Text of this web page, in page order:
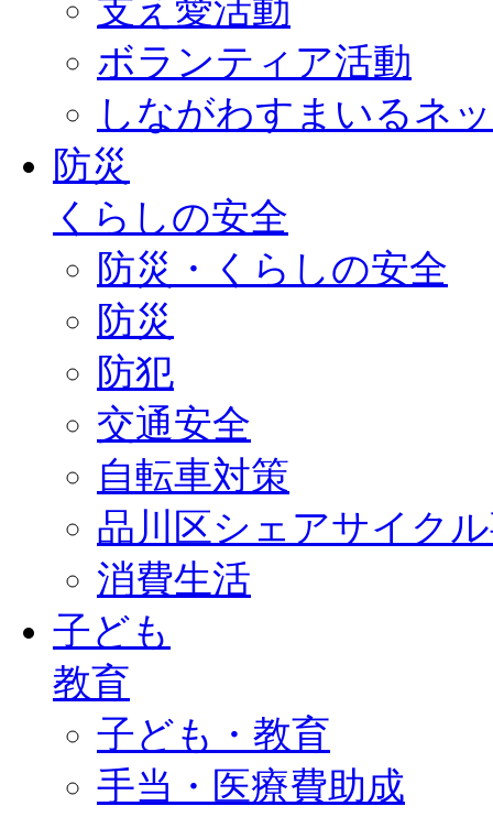
支え愛活動
ボランティア活動
しながわすまいるネ
防災
くらしの安全
防災・くらしの安全
防災
防犯
交通安全
自転車対策
品川区シェアサイク
消費生活
子ども
教育
子ども・教育
手当・医療費助成